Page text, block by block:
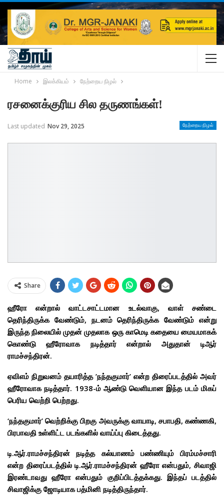
Home இலக்கியம் நேற்றைய நிழல்
ரசனைக்குரிய சில தருணங்கள்!
நேற்றைய நிழல்
Last updated Nov 29, 2025
Share
ஹீரோ என்றால் வாட்டசாட்டமான உடல்வாகு, வாள் சண்டை
தெரிந்திருக்க வேண்டும், நடனம் தெரிந்திருக்க வேண்டும் என்று
இருந்த நிலையில் முதன் முதலாக ஒரு காமெடி கதையை மையமாகக்
கொண்டு ஹீரோவாக நடித்தார் என்றால் அதுதான் டிஆர்
ராமச்சந்திரன்.
ஏவிஎம் நிறுவனம் தயாரித்த ’நந்தகுமார்’ என்ற திரைப்படத்தில் அவர்
ஹீரோவாக நடித்தார். 1938-ம் ஆண்டு வெளியான இந்த படம் மிகப்
பெரிய வெற்றி பெற்றது.
‘நந்தகுமார்’ வெற்றிக்கு பிறகு அவருக்கு வாயாடி, சபாபதி, கண்ணகி,
பிரபாவதி உள்ளிட்ட படங்களில் வாய்ப்பு கிடைத்தது.
டி.ஆர்.ராமச்சந்திரன் நடித்த கல்யாணம் பண்ணியும் பிரம்மச்சாரி
என்ற திரைப்படத்தில் டி.ஆர்.ராமச்சந்திரன் ஹீரோ என்பதும், சிவாஜி
இரண்டாவது ஹீரோ என்பதும் குறிப்பிடத்தக்கது. இந்தப் படத்தில்
சிவாஜிக்கு ஜோடியாக பத்மினி நடித்திருந்தார்.